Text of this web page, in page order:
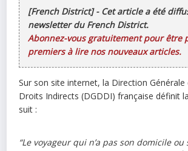
[French District] - Cet article a été
newsletter du French District.
Abonnez-vous gratuitement pour être
premiers à lire nos nouveaux articles.
Sur son site internet, la Direction
Droits Indirects (DGDDI) française définit
suit :
“Le voyageur qui n’a pas son domicile